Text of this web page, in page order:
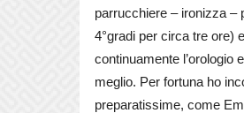
parrucchiere – ironizza –
4°gradi per circa tre ore)
continuamente
meglio. Per fortuna ho
preparatissime, come